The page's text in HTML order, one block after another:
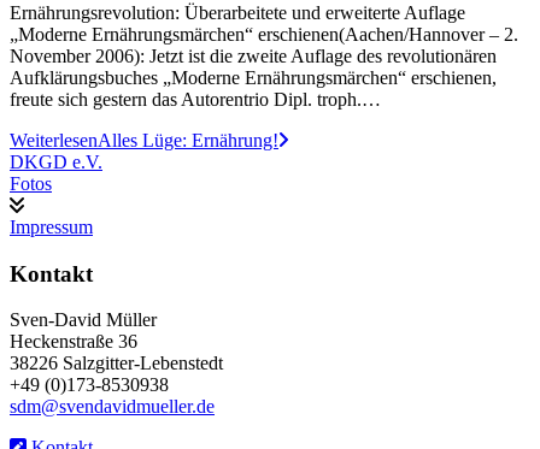
Ernährungsrevolution: Überarbeitete und erweiterte Auflage
„Moderne Ernährungsmärchen“ erschienen(Aachen/Hannover – 2.
November 2006): Jetzt ist die zweite Auflage des revolutionären
Aufklärungsbuches „Moderne Ernährungsmärchen“ erschienen,
freute sich gestern das Autorentrio Dipl. troph.…
WeiterlesenAlles Lüge: Ernährung!
DKGD e.V.
Fotos
Impressum
Kontakt
Sven-David Müller
Heckenstraße 36
38226 Salzgitter-Lebenstedt
+49 (0)173-8530938
sdm@svendavidmueller.de